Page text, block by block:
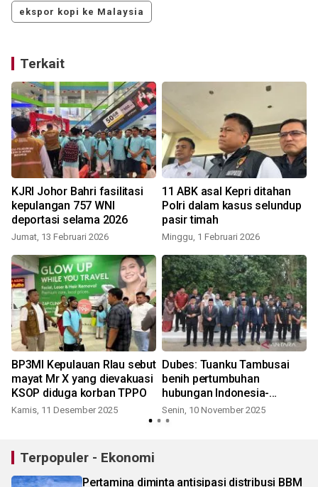
ekspor kopi ke Malaysia
Terkait
KJRI Johor Bahri fasilitasi
kepulangan 757 WNI
deportasi selama 2026
Jumat, 13 Februari 2026
11 ABK asal Kepri ditahan
Polri dalam kasus selundup
pasir timah
Minggu, 1 Februari 2026
BP3MI Kepulauan RIau sebut
mayat Mr X yang dievakuasi
KSOP diduga korban TPPO
Kamis, 11 Desember 2025
Dubes: Tuanku Tambusai
benih pertumbuhan
hubungan Indonesia-
Malaysia
Senin, 10 November 2025
Terpopuler - Ekonomi
Pertamina diminta antisipasi distribusi BBM